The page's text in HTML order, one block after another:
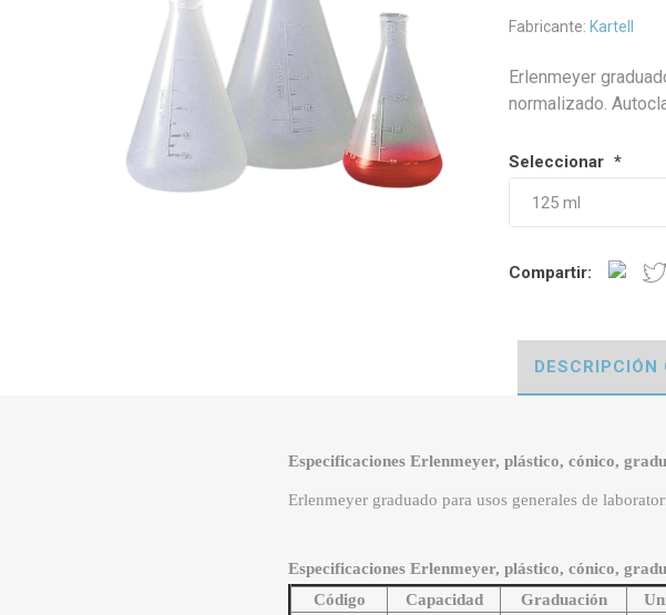
Fabricante: Kartell
Erlenmeyer
normalizado.
Seleccionar *
Compartir:
DESCRIPCIÓN
Especificaciones Erlenmeyer, plástico, cónico,
Erlenmeyer graduado para usos generales de
Especificaciones Erlenmeyer, plástico, cónico,
Código
Capacidad Graduación